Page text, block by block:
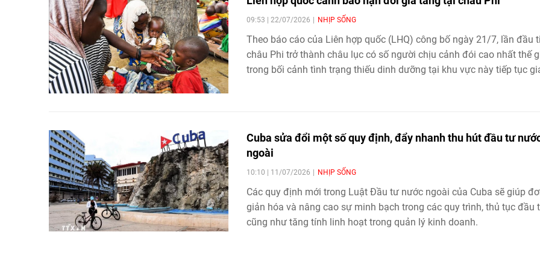
09:53 | 22/07/2026 NHỊP SỐNG
Theo báo cáo của Liên hợp quốc (LHQ) công bố ngày 21/7, lần đầu
châu Phi trở thành châu lục có số người chịu cảnh đói cao nhất thế
trong bối cảnh tình trạng thiếu dinh dưỡng tại khu vực này tiếp tục
Cuba sửa đổi một số quy định, đẩy nhanh thu hút đầu tư
ngoài
10:10 | 11/07/2026 NHỊP SỐNG
Các quy định mới trong Luật Đầu tư nước ngoài của Cuba sẽ giúp
giản hóa và nâng cao sự minh bạch trong các quy trình, thủ tục đầu
cũng như tăng tính linh hoạt trong quản lý kinh doanh.